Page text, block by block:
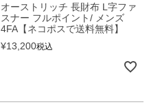
オーストリッチ 長財布 L字ファ
スナー フルポイント/ メンズ
4FA【ネコポスで送料無料】
¥13,200税込